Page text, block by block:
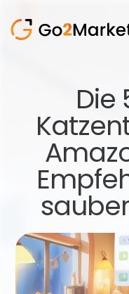
Die